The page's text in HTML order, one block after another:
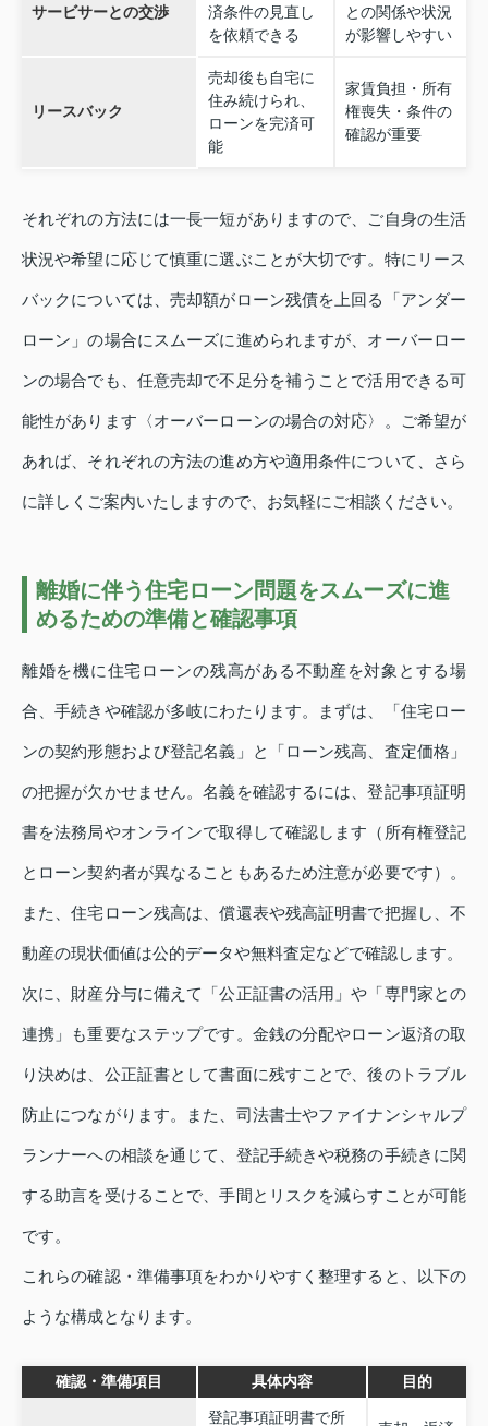
サービサーとの交渉
済条件の見直し
を依頼できる
との関係や状況
が影響しやすい
リースバック
売却後も自宅に
住み続けられ、
ローンを完済可
能
家賃負担・所有
権喪失・条件の
確認が重要
それぞれの方法には一長一短がありますので、ご自身の生活
状況や希望に応じて慎重に選ぶことが大切です。特にリース
バックについては、売却額がローン残債を上回る「アンダー
ローン」の場合にスムーズに進められますが、オーバーロー
ンの場合でも、任意売却で不足分を補うことで活用できる可
能性があります〈オーバーローンの場合の対応〉。ご希望が
あれば、それぞれの方法の進め方や適用条件について、さら
に詳しくご案内いたしますので、お気軽にご相談ください。
離婚に伴う住宅ローン問題をスムーズに進
めるための準備と確認事項
離婚を機に住宅ローンの残高がある不動産を対象とする場
合、手続きや確認が多岐にわたります。まずは、「住宅ロー
ンの契約形態および登記名義」と「ローン残高、査定価格」
の把握が欠かせません。名義を確認するには、登記事項証明
書を法務局やオンラインで取得して確認します（所有権登記
とローン契約者が異なることもあるため注意が必要です）。
また、住宅ローン残高は、償還表や残高証明書で把握し、不
動産の現状価値は公的データや無料査定などで確認します。
次に、財産分与に備えて「公正証書の活用」や「専門家との
連携」も重要なステップです。金銭の分配やローン返済の取
り決めは、公正証書として書面に残すことで、後のトラブル
防止につながります。また、司法書士やファイナンシャルプ
ランナーへの相談を通じて、登記手続きや税務の手続きに関
する助言を受けることで、手間とリスクを減らすことが可能
です。
これらの確認・準備事項をわかりやすく整理すると、以下の
ような構成となります。
確認・準備項目 具体内容 目的
登記事項証明書で所